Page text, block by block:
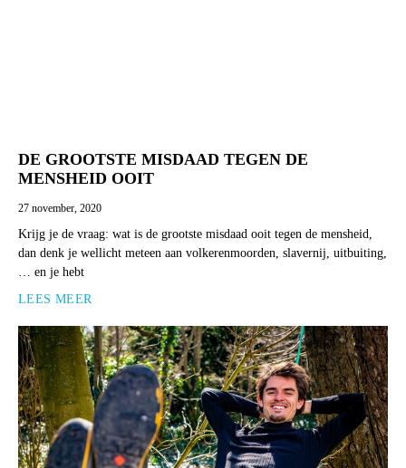
DE GROOTSTE MISDAAD TEGEN DE
MENSHEID OOIT
27 november, 2020
Krijg je de vraag: wat is de grootste misdaad ooit tegen de mensheid,
dan denk je wellicht meteen aan volkerenmoorden, slavernij, uitbuiting,
… en je hebt
LEES MEER